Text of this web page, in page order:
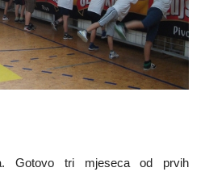
Gotovo tri mjeseca od prvih